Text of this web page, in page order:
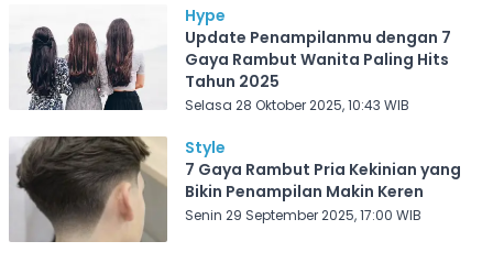
Hype
Update Penampilanmu dengan 7
Gaya Rambut Wanita Paling Hits
Tahun 2025
Selasa 28 Oktober 2025, 10:43 WIB
Style
7 Gaya Rambut Pria Kekinian yang
Bikin Penampilan Makin Keren
Senin 29 September 2025, 17:00 WIB